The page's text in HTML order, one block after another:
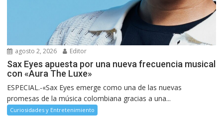
agosto 2, 2026 Editor
Sax Eyes apuesta por una nueva frecuencia musical
con «Aura The Luxe»
ESPECIAL.-«Sax Eyes emerge como una de las nuevas
promesas de la música colombiana gracias a una...
Curiosidades y Entretenimiento